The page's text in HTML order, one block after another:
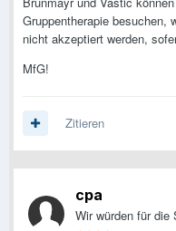
Gruppentherapie besuchen,
nicht akzeptiert werden,
MfG!
Zitieren
cpa
Wir würden für die